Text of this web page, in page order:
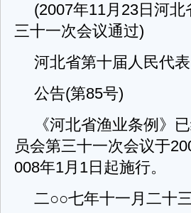
(2007年11月23日河
三十一次会议通过)
河北省第十届人民代
公告(第85号)
《河北省渔业条例》
员会第三十一次会议于
008年1月1日起施行。
二○○七年十一月二十